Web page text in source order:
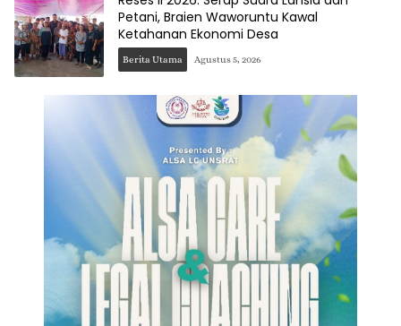
Petani, Braien Waworuntu Kawal
Ketahanan Ekonomi Desa
Berita Utama Agustus 5, 2026